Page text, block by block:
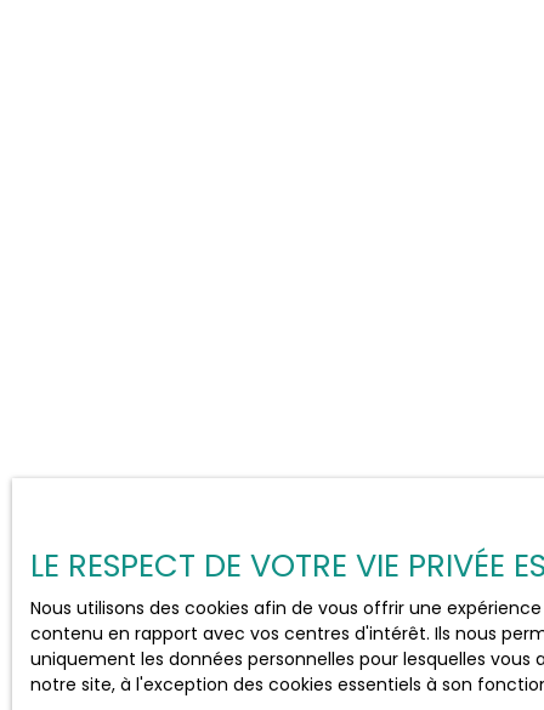
LE RESPECT DE VOTRE VIE PRIVÉE
Nous utilisons des cookies afin de vous offrir une
contenu en rapport avec vos centres d'intérêt. Ils nous
uniquement les données personnelles pour lesquelles
notre site, à l'exception des cookies essentiels à son